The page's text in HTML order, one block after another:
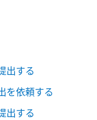
出する
を依頼する
出する